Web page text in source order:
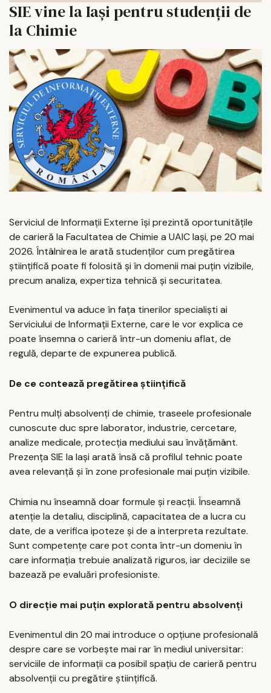
SIE vine la Iași pentru studenții de
la Chimie
Serviciul de Informații Externe își prezintă oportunitățile
de carieră la Facultatea de Chimie a UAIC Iași, pe 20 mai
2026. Întâlnirea le arată studenților cum pregătirea
științifică poate fi folosită și în domenii mai puțin vizibile,
precum analiza, expertiza tehnică și securitatea.
Evenimentul va aduce în fața tinerilor specialiști ai
Serviciului de Informații Externe, care le vor explica ce
poate însemna o carieră într-un domeniu aflat, de
regulă, departe de expunerea publică.
De ce contează pregătirea științifică
Pentru mulți absolvenți de chimie, traseele profesionale
cunoscute duc spre laborator, industrie, cercetare,
analize medicale, protecția mediului sau învățământ.
Prezența SIE la Iași arată însă că profilul tehnic poate
avea relevanță și în zone profesionale mai puțin vizibile.
Chimia nu înseamnă doar formule și reacții. Înseamnă
atenție la detaliu, disciplină, capacitatea de a lucra cu
date, de a verifica ipoteze și de a interpreta rezultate.
Sunt competențe care pot conta într-un domeniu în
care informația trebuie analizată riguros, iar deciziile se
bazează pe evaluări profesioniste.
O direcție mai puțin explorată pentru absolvenți
Evenimentul din 20 mai introduce o opțiune profesională
despre care se vorbește mai rar în mediul universitar:
serviciile de informații ca posibil spațiu de carieră pentru
absolvenții cu pregătire științifică.